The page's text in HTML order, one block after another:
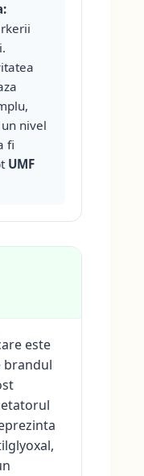
nivel
fi
UMF
este
brandul